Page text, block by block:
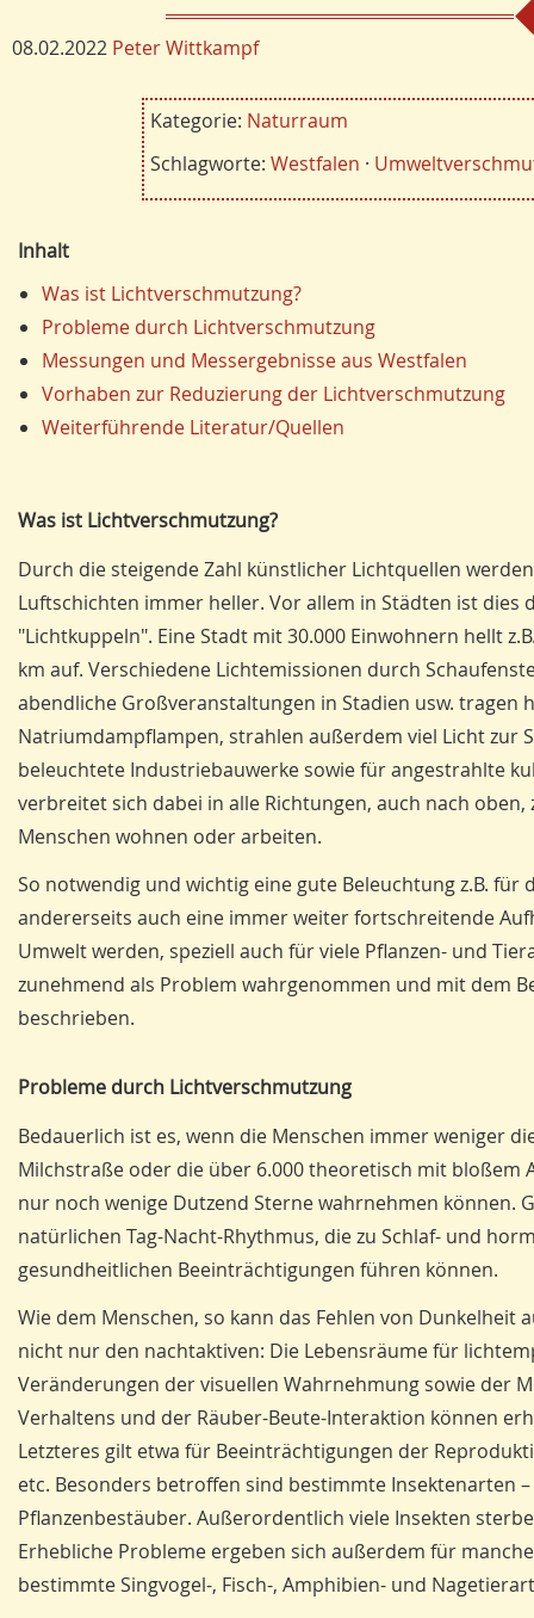
08.02.2022 Peter Wittkampf
Kategorie: Naturraum
Schlagworte: Westfalen ·
Inhalt
Was ist Lichtverschmutzung?
Probleme durch Lichtverschmutzung
Messungen und Messergebnisse aus Westfalen
Vorhaben zur Reduzierung der Lichtverschmutzung
Weiterführende Literatur/Quellen
Was ist Lichtverschmutzung?
Durch die steigende Zahl künstlicher Lichtquellen
Luftschichten immer heller. Vor allem in Städten ist
"Lichtkuppeln". Eine Stadt mit 30.000 Einwohnern hellt
km auf. Verschiedene Lichtemissionen durch
abendliche Großveranstaltungen in Stadien usw. tragen
Natriumdampflampen, strahlen außerdem viel Licht zur
beleuchtete Industriebauwerke sowie für angestrahlte
verbreitet sich dabei in alle Richtungen, auch nach
Menschen wohnen oder arbeiten.
So notwendig und wichtig eine gute Beleuchtung z.B.
andererseits auch eine immer weiter fortschreitende
Umwelt werden, speziell auch für viele Pflanzen- und
zunehmend als Problem wahrgenommen und mit dem
beschrieben.
Probleme durch Lichtverschmutzung
Bedauerlich ist es, wenn die Menschen immer weniger
Milchstraße oder die über 6.000 theoretisch mit bloßem
nur noch wenige Dutzend Sterne wahrnehmen können.
natürlichen Tag-Nacht-Rhythmus, die zu Schlaf- und
gesundheitlichen Beeinträchtigungen führen können.
Wie dem Menschen, so kann das Fehlen von
nicht nur den nachtaktiven: Die Lebensräume für
Veränderungen der visuellen Wahrnehmung sowie der
Verhaltens und der Räuber-Beute-Interaktion können
Letzteres gilt etwa für Beeinträchtigungen der
etc. Besonders betroffen sind bestimmte Insektenarten
Pflanzenbestäuber. Außerordentlich viele Insekten
Erhebliche Probleme ergeben sich außerdem für
bestimmte Singvogel-, Fisch-, Amphibien- und